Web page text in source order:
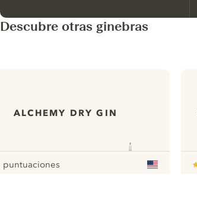
Descubre otras ginebras
ALCHEMY DRY GIN
puntuaciones